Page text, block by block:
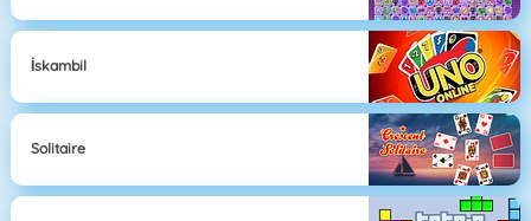
İskambil
Solitaire